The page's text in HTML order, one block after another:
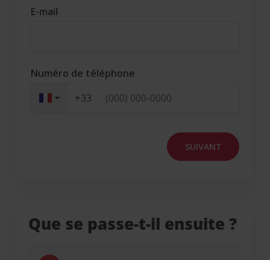
E-mail
Numéro de téléphone
+33
SUIVANT
Que se passe-t-il ensuite ?